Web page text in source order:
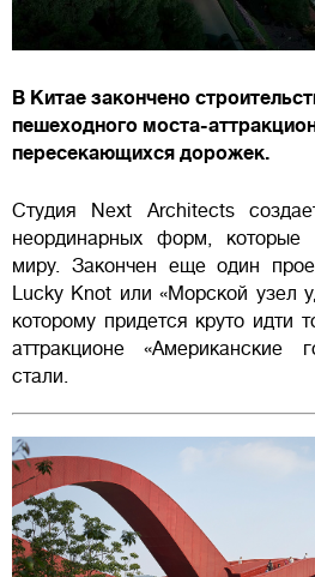
В Китае закончено
пешеходного моста-
пересекающихся дорожек.
Студия Next Architects
неординарных форм, которые
миру. Закончен еще один
Lucky Knot или «Морской узел
которому придется круто идти
аттракционе «Американские
стали.